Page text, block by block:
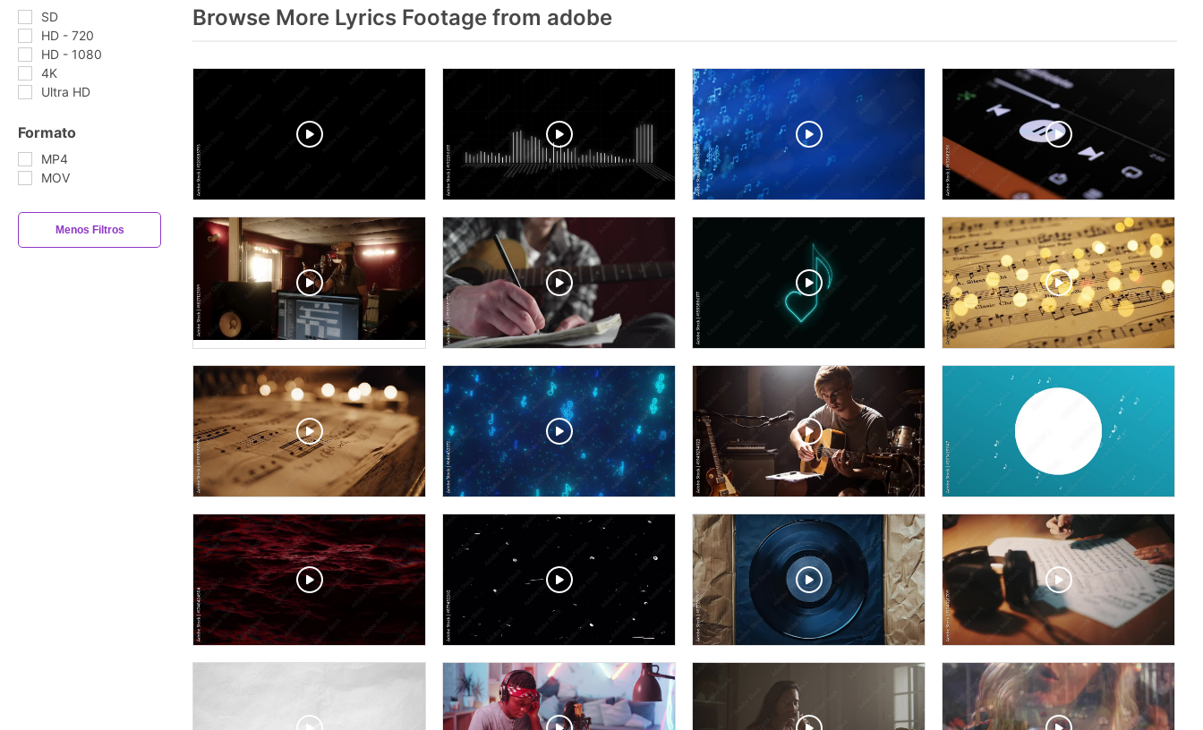
SD
HD - 720
HD - 1080
4K
Ultra HD
Formato
MP4
MOV
Menos Filtros
Browse More Lyrics Footage from adobe